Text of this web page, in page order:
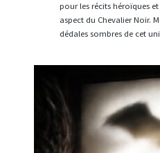
pour les récits héroïques
aspect du Chevalier Noir.
dédales sombres de cet